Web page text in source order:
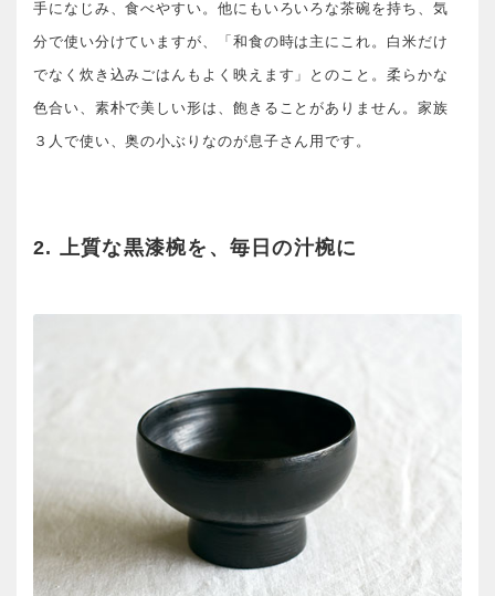
手になじみ、食べやすい。他にもいろいろな茶碗を持ち、気
分で使い分けていますが、「和食の時は主にこれ。白米だけ
でなく炊き込みごはんもよく映えます」とのこと。柔らかな
色合い、素朴で美しい形は、飽きることがありません。家族
３人で使い、奥の小ぶりなのが息子さん用です。
2. 上質な黒漆椀を、毎日の汁椀に